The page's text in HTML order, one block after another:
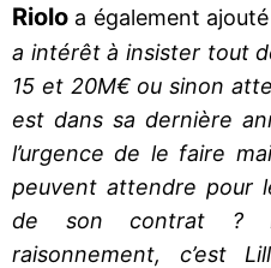
Riolo a également
a intérêt à insister tout
15 et 20M€ ou sinon
est dans sa dernière
l’urgence de le faire
peuvent attendre pour
de son contrat ?
raisonnement, c’est